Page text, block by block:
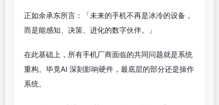
正如余承东所言：「未来的手机不再是冰冷的设备，
而是能感知、决策、进化的数字伙伴。」
在此基础上，所有手机厂商面临的共同问题就是系统
重构。毕竟AI 深刻影响硬件，最底层的部分还是操作
系统。